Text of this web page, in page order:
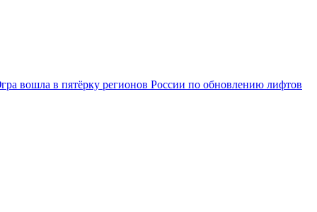
вошла в пятёрку регионов России по обновлению лифтов